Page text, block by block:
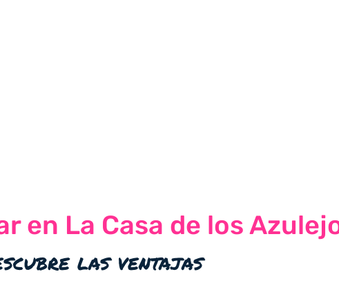
en La Casa de los
las ventajas